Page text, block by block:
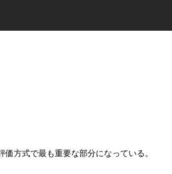
方式で最も重要な部分になっている。